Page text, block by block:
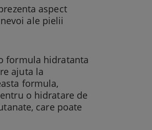
aspect
ale pielii
formula hidratanta
ajuta la
formula,
o hidratare de
care poate